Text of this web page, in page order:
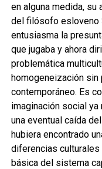
en alguna medida, su
del filósofo esloveno
entusiasma la
que jugaba y ahora
problemática
homogeneización
contemporáneo. Es
imaginación social
una eventual caída
hubiera encontrado
diferencias culturales
básica del sistema